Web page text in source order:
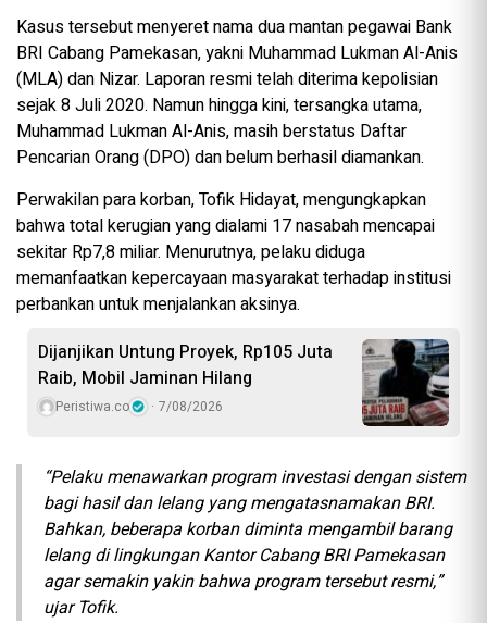
Kasus tersebut menyeret nama dua mantan pegawai Bank
BRI Cabang Pamekasan, yakni Muhammad Lukman Al-Anis
(MLA) dan Nizar. Laporan resmi telah diterima kepolisian
sejak 8 Juli 2020. Namun hingga kini, tersangka utama,
Muhammad Lukman Al-Anis, masih berstatus Daftar
Pencarian Orang (DPO) dan belum berhasil diamankan.
Perwakilan para korban, Tofik Hidayat, mengungkapkan
bahwa total kerugian yang dialami 17 nasabah mencapai
sekitar Rp7,8 miliar. Menurutnya, pelaku diduga
memanfaatkan kepercayaan masyarakat terhadap institusi
perbankan untuk menjalankan aksinya.
Dijanjikan Untung Proyek, Rp105 Juta
Raib, Mobil Jaminan Hilang
Peristiwa.co 7/08/2026
“Pelaku menawarkan program investasi dengan sistem
bagi hasil dan lelang yang mengatasnamakan BRI.
Bahkan, beberapa korban diminta mengambil barang
lelang di lingkungan Kantor Cabang BRI Pamekasan
agar semakin yakin bahwa program tersebut resmi,”
ujar Tofik.